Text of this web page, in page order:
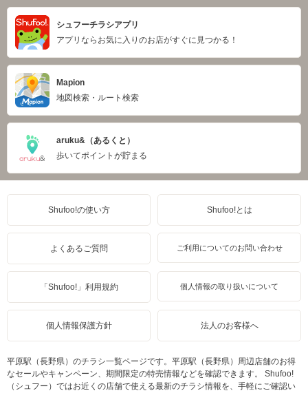
シュフーチラシアプリ
アプリならお気に入りのお店がすぐに見つかる！
Mapion
地図検索・ルート検索
aruku&（あるくと）
歩いてポイントが貯まる
Shufoo!の使い方 Shufoo!とは
よくあるご質問 ご利用についてのお問い合わせ
「Shufoo!」利用規約 個人情報の取り扱いについて
個人情報保護方針 法人のお客様へ
平原駅（長野県）のチラシ一覧ページです。平原駅（長野県）周辺店舗のお得
なセールやキャンペーン、期間限定の特売情報などを確認できます。 Shufoo!
（シュフー）ではお近くの店舗で使える最新のチラシ情報を、手軽にご確認い